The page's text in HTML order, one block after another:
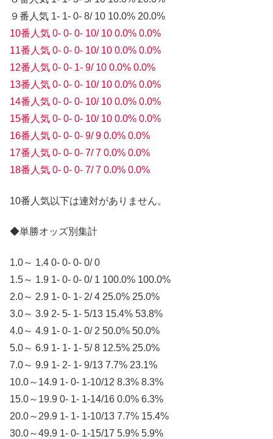
９番人気 1- 1- 0- 8/ 10 10.0% 20.0%
10番人気 0- 0- 0- 10/ 10 0.0% 0.0%
11番人気 0- 0- 0- 10/ 10 0.0% 0.0%
12番人気 0- 0- 1- 9/ 10 0.0% 0.0%
13番人気 0- 0- 0- 10/ 10 0.0% 0.0%
14番人気 0- 0- 0- 10/ 10 0.0% 0.0%
15番人気 0- 0- 0- 10/ 10 0.0% 0.0%
16番人気 0- 0- 0- 9/ 9 0.0% 0.0%
17番人気 0- 0- 0- 7/ 7 0.0% 0.0%
18番人気 0- 0- 0- 7/ 7 0.0% 0.0%
10番人気以下は連対がありません。
◆単勝オッズ別集計
1.0～ 1.4 0- 0- 0- 0/ 0
1.5～ 1.9 1- 0- 0- 0/ 1 100.0% 100.0%
2.0～ 2.9 1- 0- 1- 2/ 4 25.0% 25.0%
3.0～ 3.9 2- 5- 1- 5/13 15.4% 53.8%
4.0～ 4.9 1- 0- 1- 0/ 2 50.0% 50.0%
5.0～ 6.9 1- 1- 1- 5/ 8 12.5% 25.0%
7.0～ 9.9 1- 2- 1- 9/13 7.7% 23.1%
10.0～14.9 1- 0- 1-10/12 8.3% 8.3%
15.0～19.9 0- 1- 1-14/16 0.0% 6.3%
20.0～29.9 1- 1- 1-10/13 7.7% 15.4%
30.0～49.9 1- 0- 1-15/17 5.9% 5.9%